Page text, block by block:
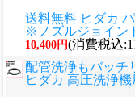
送料無料 ヒダカ
※ノズルジョイン
10,400円(消費税込
配管洗浄もバッチ
ヒダカ 高圧洗浄